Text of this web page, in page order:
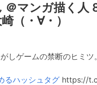
＠マンガ描く
（・∀・）
しゲームの禁断のヒミツ。
るハッシュタグhttps://